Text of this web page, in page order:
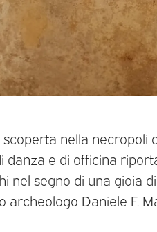
scoperta nella
danza e di officina
nel segno di una gioia
archeologo Daniele F.